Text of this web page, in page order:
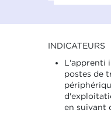
INDICATEURS
L'apprenti
postes de
en suivant